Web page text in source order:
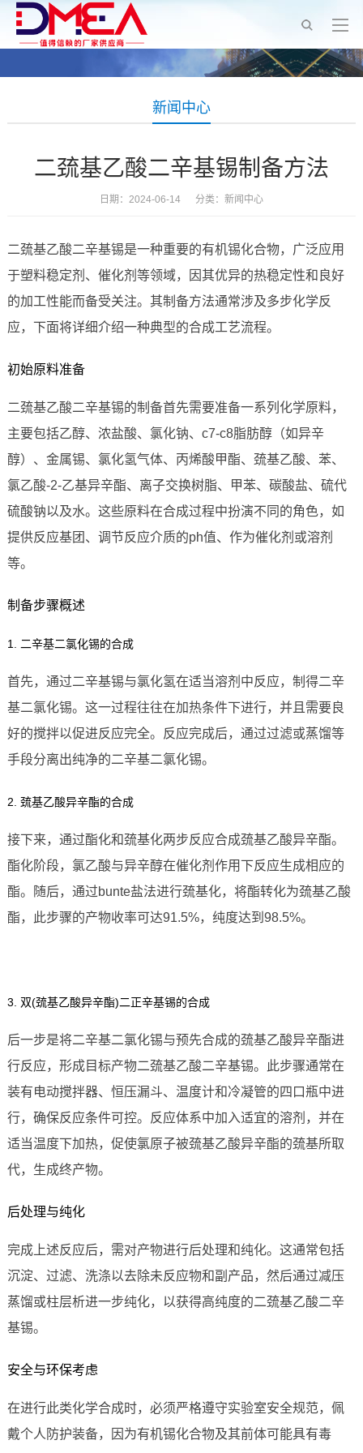
新闻中心
二巯基乙酸二辛基锡制备方法
日期：2024-06-14 分类： 新闻中心
二巯基乙酸二辛基锡是一种重要的有机锡化合物，广泛应用
于塑料稳定剂、催化剂等领域，因其优异的热稳定性和良好
的加工性能而备受关注。其制备方法通常涉及多步化学反
应，下面将详细介绍一种典型的合成工艺流程。
初始原料准备
二巯基乙酸二辛基锡的制备首先需要准备一系列化学原料，
主要包括乙醇、浓盐酸、氯化钠、c7-c8脂肪醇（如异辛
醇）、金属锡、氯化氢气体、丙烯酸甲酯、巯基乙酸、苯、
氯乙酸-2-乙基异辛酯、离子交换树脂、甲苯、碳酸盐、硫代
硫酸钠以及水。这些原料在合成过程中扮演不同的角色，如
提供反应基团、调节反应介质的ph值、作为催化剂或溶剂
等。
制备步骤概述
1. 二辛基二氯化锡的合成
首先，通过二辛基锡与氯化氢在适当溶剂中反应，制得二辛
基二氯化锡。这一过程往往在加热条件下进行，并且需要良
好的搅拌以促进反应完全。反应完成后，通过过滤或蒸馏等
手段分离出纯净的二辛基二氯化锡。
2. 巯基乙酸异辛酯的合成
接下来，通过酯化和巯基化两步反应合成巯基乙酸异辛酯。
酯化阶段，氯乙酸与异辛醇在催化剂作用下反应生成相应的
酯。随后，通过bunte盐法进行巯基化，将酯转化为巯基乙酸
酯，此步骤的产物收率可达91.5%，纯度达到98.5%。
3. 双(巯基乙酸异辛酯)二正辛基锡的合成
后一步是将二辛基二氯化锡与预先合成的巯基乙酸异辛酯进
行反应，形成目标产物二巯基乙酸二辛基锡。此步骤通常在
装有电动搅拌器、恒压漏斗、温度计和冷凝管的四口瓶中进
行，确保反应条件可控。反应体系中加入适宜的溶剂，并在
适当温度下加热，促使氯原子被巯基乙酸异辛酯的巯基所取
代，生成终产物。
后处理与纯化
完成上述反应后，需对产物进行后处理和纯化。这通常包括
沉淀、过滤、洗涤以去除未反应物和副产品，然后通过减压
蒸馏或柱层析进一步纯化，以获得高纯度的二巯基乙酸二辛
基锡。
安全与环保考虑
在进行此类化学合成时，必须严格遵守实验室安全规范，佩
戴个人防护装备，因为有机锡化合物及其前体可能具有毒